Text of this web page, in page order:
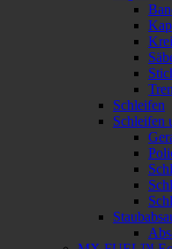
Schleifen
Schleifen